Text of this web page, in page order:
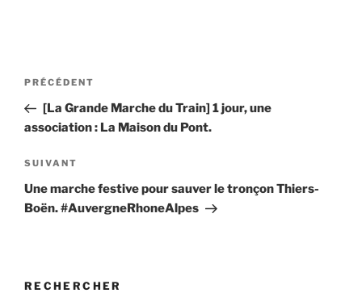
Navigation
l’article
Article
précédent
PRÉCÉDENT
[La Grande Marche du Train] 1 jour, une
association : La Maison du Pont.
Article
suivant
SUIVANT
Une marche festive pour sauver le tronçon Thiers-
Boën. #AuvergneRhoneAlpes
RECHERCHER